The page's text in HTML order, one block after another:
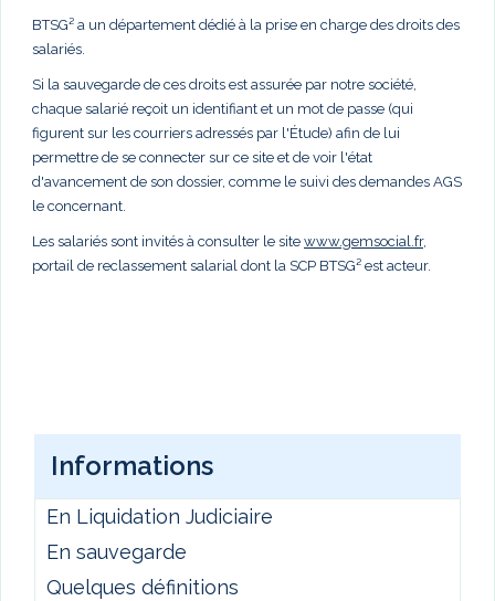
BTSG² a un département dédié à la prise en charge des droits des
salariés.
Si la sauvegarde de ces droits est assurée par notre société,
chaque salarié reçoit un identifiant et un mot de passe (qui
figurent sur les courriers adressés par l'Étude) afin de lui
permettre de se connecter sur ce site et de voir l'état
d'avancement de son dossier, comme le suivi des demandes AGS
le concernant.
Les salariés sont invités à consulter le site www.gemsocial.fr,
portail de reclassement salarial dont la SCP BTSG² est acteur.
Informations
En Liquidation Judiciaire
En sauvegarde
Quelques définitions